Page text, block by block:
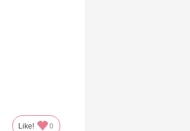
Like! 0